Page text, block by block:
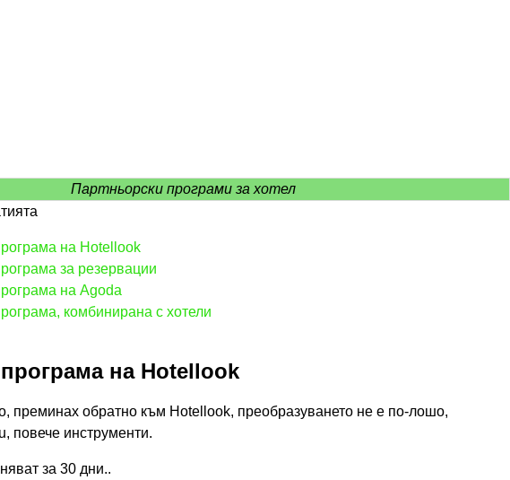
Партньорски програми за хотел
на Hotellook
за резервации
на Agoda
комбинирана с хотели
на Hotellook
преминах обратно към Hotellook, преобразуването не е по-лошо,
повече инструменти.
за 30 дни..